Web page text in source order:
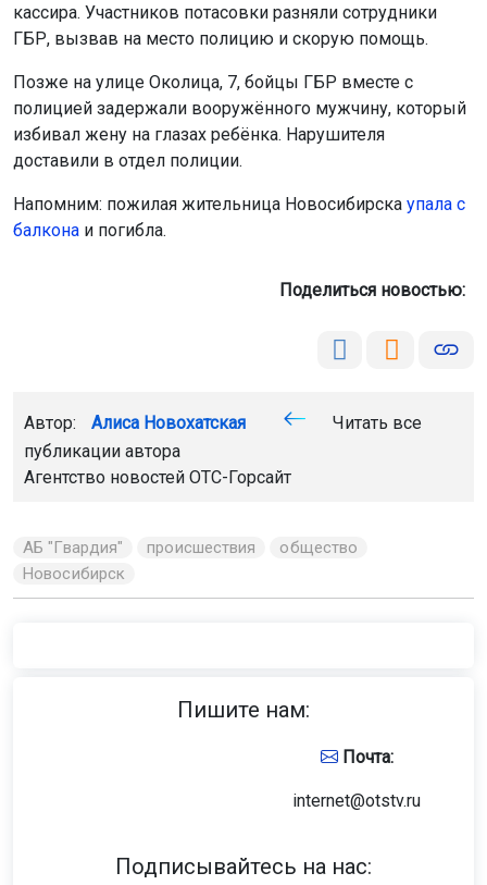
кассира. Участников потасовки разняли сотрудники
ГБР, вызвав на место полицию и скорую помощь.
Позже на улице Околица, 7, бойцы ГБР вместе с
полицией задержали вооружённого мужчину, который
избивал жену на глазах ребёнка. Нарушителя
доставили в отдел полиции.
Напомним: пожилая жительница Новосибирска упала с
балкона и погибла.
Поделиться новостью:
Автор: Алиса Новохатская
Читать все
публикации автора
Агентство новостей ОТС-Горсайт
АБ "Гвардия" происшествия
общество
Новосибирск
Пишите нам:
Почта:
internet@otstv.ru
Подписывайтесь на нас: